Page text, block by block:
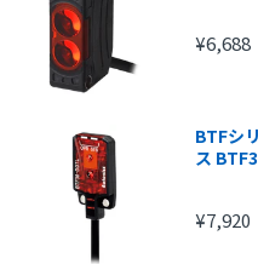
¥6,688
BTFシ
ス
¥7,920